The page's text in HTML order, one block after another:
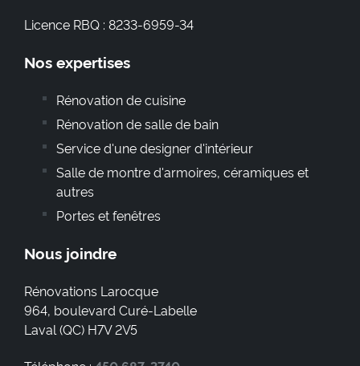
Licence RBQ : 8233-6959-34
Nos expertises
Rénovation de cuisine
Rénovation de salle de bain
Service d'une designer d'intérieur
Salle de montre d'armoires, céramiques et
autres
Portes et fenêtres
Nous joindre
Rénovations Larocque
964, boulevard Curé-Labelle
Laval (QC) H7V 2V5